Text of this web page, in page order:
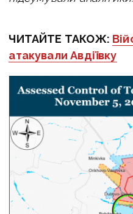
ЧИТАЙТЕ ТАКОЖ:
атакували Авдіївку